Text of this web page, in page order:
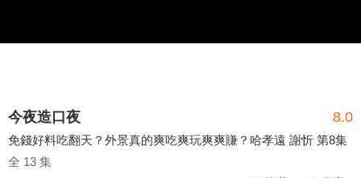
今夜造口夜 8.0
免錢好料吃翻天？外景真的爽吃爽玩爽爽賺？哈孝遠 謝忻 第8集
全 13 集